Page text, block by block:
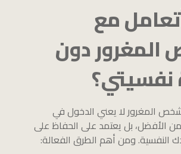
مع
المغرور دون
نفسيتي؟
المغرور لا يعني الدخول في
الأفضل، بل يعتمد على الحفاظ على
النفسية. ومن أهم الطرق الفعالة: